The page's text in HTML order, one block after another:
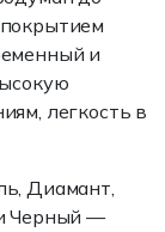
и
легкость в
Диамант,
Черный —